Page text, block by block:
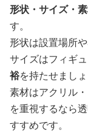
形状・サイズ・
す。
形状は設置場所
サイズはフィギ
裕を持たせましょ
素材はアクリル
を重視するなら
すすめです。